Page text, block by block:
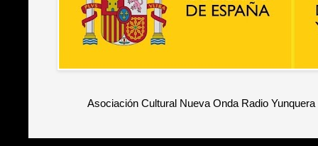
Asociación Cultural Nueva Onda Radio